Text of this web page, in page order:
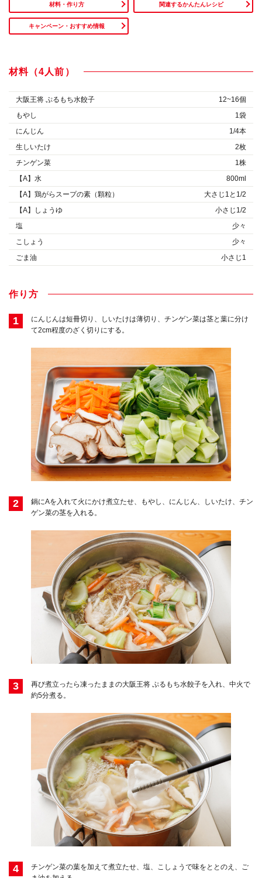
材料・作り方 関連するかんたんレシピ
キャンペーン・おすすめ情報
材料（4人前）
大阪王将 ぷるもち水餃子
12~16個
もやし
1袋
にんじん
1/4本
生しいたけ
2枚
チンゲン菜
1株
【A】水
800ml
【A】鶏がらスープの素（顆粒）
大さじ1と1/2
【A】しょうゆ
小さじ1/2
塩
少々
こしょう
少々
ごま油
小さじ1
作り方
1
にんじんは短冊切り、しいたけは薄切り、チンゲン菜は茎と葉に分け
て2cm程度のざく切りにする。
2
鍋にAを入れて火にかけ煮立たせ、もやし、にんじん、しいたけ、チン
ゲン菜の茎を入れる。
3
再び煮立ったら凍ったままの大阪王将 ぷるもち水餃子を入れ、中火で
約5分煮る。
4
チンゲン菜の葉を加えて煮立たせ、塩、こしょうで味をととのえ、ご